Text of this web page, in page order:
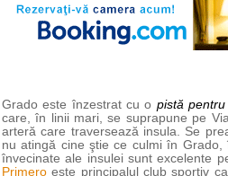
Grado este înzestrat cu o pistă
care, în linii mari, se suprapune pe
arteră care traversează insula. Se
nu atingă cine ştie ce culmi în Grado,
învecinate ale insulei sunt excelente
Primero este principalul club sportiv